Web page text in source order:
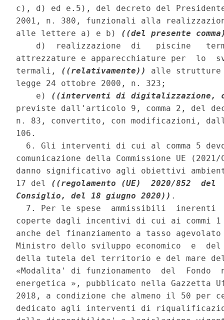
c), d) ed e.5), del decreto del
2001, n. 380, funzionali alla
alle lettere a) e b) ((del presente
d)  realizzazione  di   piscine
attrezzature e apparecchiature per  lo
termali, ((relativamente))
alle
legge 24 ottobre 2000, n. 323;
    e)
((interventi di digitalizzazione,
previste dall'articolo 9, comma 2, del
n. 83, convertito, con modificazioni,
106.
6. Gli interventi di cui al comma 5
comunicazione della Commissione UE
danno significativo agli obiettivi
17 del ((regolamento (UE)  2020/852
Consiglio, del 18 giugno 2020)) .
7. Per le spese  ammissibili  inerenti
coperte dagli incentivi di cui ai
anche del finanziamento a tasso
Ministro dello sviluppo economico  e
della tutela del territorio e del mare del
«Modalita' di funzionamento  del
energetica », pubblicato nella Gazzetta
2018, a condizione che almeno il 50 per
dedicato agli interventi di